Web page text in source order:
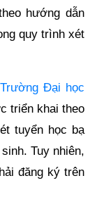
hướng dẫn
quy trình xét
Trường Đại học
triển khai theo
tuyển học bạ
Tuy nhiên,
đăng ký trên